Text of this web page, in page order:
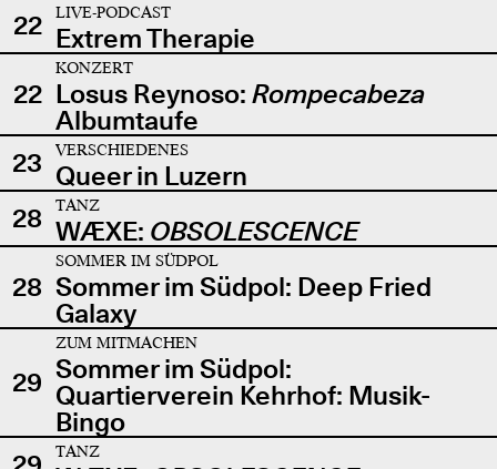
22
LIVE-PODCAST
Extrem Therapie
22
KONZERT
Losus Reynoso: Rompecabeza
Albumtaufe
23
VERSCHIEDENES
Queer in Luzern
28
TANZ
WÆXE: OBSOLESCENCE
28
SOMMER IM SÜDPOL
Sommer im Südpol: Deep Fried
Galaxy
29
ZUM MITMACHEN
Sommer im Südpol:
Quartierverein Kehrhof: Musik-
Bingo
TANZ